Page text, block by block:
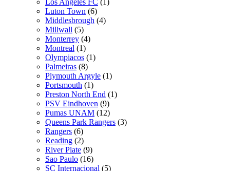
Luton Town (6)
Middlesbrough (4)
Millwall (5)
Monterrey (4)
Montreal (1)
Olympiacos (1)
Palmeiras (8)
Plymouth Argyle (1)
Portsmouth (1)
Preston North End (1)
PSV Eindhoven (9)
Pumas UNAM (12)
Queens Park Rangers (3)
Rangers (6)
Reading (2)
River Plate (9)
Sao Paulo (16)
SC Internacional (5)